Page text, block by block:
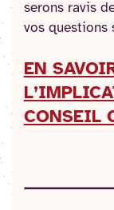
serons ravis
vos questions
EN
CONSEIL